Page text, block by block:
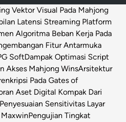
Vektor Visual Pada Mahjong
Latensi Streaming Platform
Algoritma Beban Kerja Pada
Fitur Antarmuka
SoftDampak Optimasi Script
Akses Mahjong WinsArsitektur
Pada Gates of
Aset Digital Kompak Dari
Sensitivitas Layar
Pengujian Tingkat